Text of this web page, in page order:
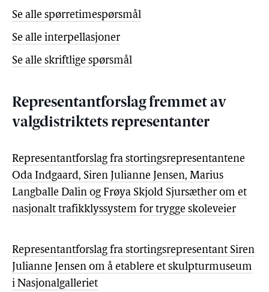
Se alle spørretimespørsmål
Se alle interpellasjoner
Se alle skriftlige spørsmål
Representantforslag fremmet av
valgdistriktets representanter
Representantforslag fra stortingsrepresentantene
Oda Indgaard, Siren Julianne Jensen, Marius
Langballe Dalin og Frøya Skjold Sjursæther om et
nasjonalt trafikklyssystem for trygge skoleveier
Representantforslag fra stortingsrepresentant Siren
Julianne Jensen om å etablere et skulpturmuseum
i Nasjonalgalleriet